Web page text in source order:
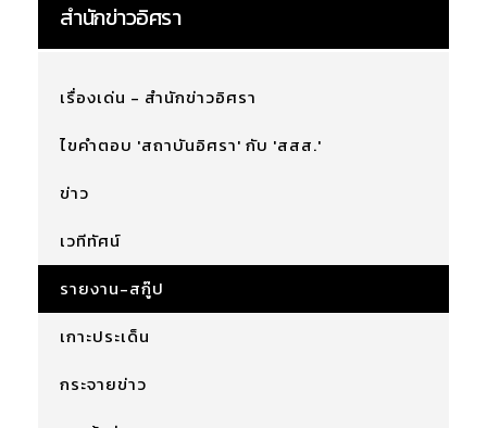
สำนักข่าวอิศรา
เรื่องเด่น - สำนักข่าวอิศรา
ไขคำตอบ 'สถาบันอิศรา' กับ 'สสส.'
ข่าว
เวทีทัศน์
รายงาน-สกู๊ป
เกาะประเด็น
กระจายข่าว